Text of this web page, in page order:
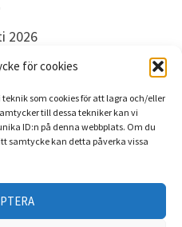
för cookies
som cookies för att lagra och/eller
till dessa tekniker kan vi
ID:n på denna webbplats. Om du
samtycke kan detta påverka vissa
2026
2026